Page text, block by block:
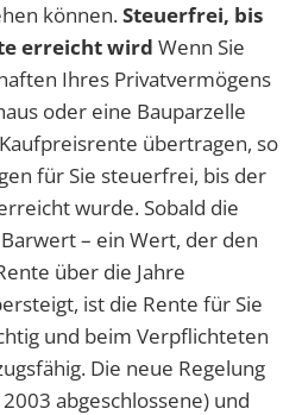
können.Steuerfrei, bis
erreicht wird Wenn Sie
Ihres Privatvermögens
oder eine Bauparzelle
übertragen, so
für Sie steuerfrei, bis der
wurde. Sobald die
– ein Wert, der den
über die Jahre
ist die Rente für Sie
und beim Verpflichteten
Die neue Regelung
abgeschlossene) und